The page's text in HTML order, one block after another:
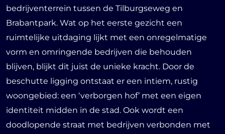
bedrijventerrein tussen de Tilburgseweg en
Brabantpark. Wat op het eerste gezicht een
ruimtelijke uitdaging lijkt met een onregelmatige
vorm en omringende bedrijven die behouden
blijven, blijkt dit juist de unieke kracht. Door de
beschutte ligging ontstaat er een intiem, rustig
woongebied: een ‘verborgen hof’ met een eigen
identiteit midden in de stad. Ook wordt een
doodlopende straat met bedrijven verbonden met